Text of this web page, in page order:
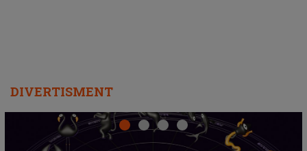
DIVERTISMENT